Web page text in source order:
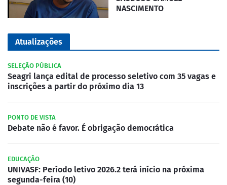
NASCIMENTO
Atualizações
SELEÇÃO PÚBLICA
Seagri lança edital de processo seletivo com 35 vagas e
inscrições a partir do próximo dia 13
PONTO DE VISTA
Debate não é favor. É obrigação democrática
EDUCAÇÃO
UNIVASF: Período letivo 2026.2 terá início na próxima
segunda-feira (10)